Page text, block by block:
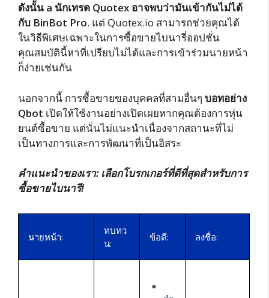
ดังนั้น a นักเทรด Quotex อาจพบว่ามันเข้ากันไม่ได้
กับ BinBot Pro. แต่ Quotex.io สามารถช่วยคุณได้
ในวิธีพิเศษเฉพาะในการซื้อขายไบนารี่ออปชั่น
คุณสมบัตินี้หาที่เปรียบไม่ได้และการเข้าร่วมนายหน้า
ก็ง่ายเช่นกัน
นอกจากนี้ การซื้อขายของบุคคลที่สามอื่นๆ บอทอย่าง
Qbot เปิดให้ใช้งานอย่างเปิดเผยหากคุณต้องการหุ่น
ยนต์ซื้อขาย แต่นั่นไม่แนะนำเนื่องจากสถานะที่ไม่
เป็นทางการและการพัฒนาที่เป็นอิสระ
คำแนะนำของเรา: เลือกโบรกเกอร์ที่ดีที่สุดสำหรับการ
ซื้อขายไบนารี!
นายหน้า:
ทบทว
น:
ข้อดี: ลงชื่อ: